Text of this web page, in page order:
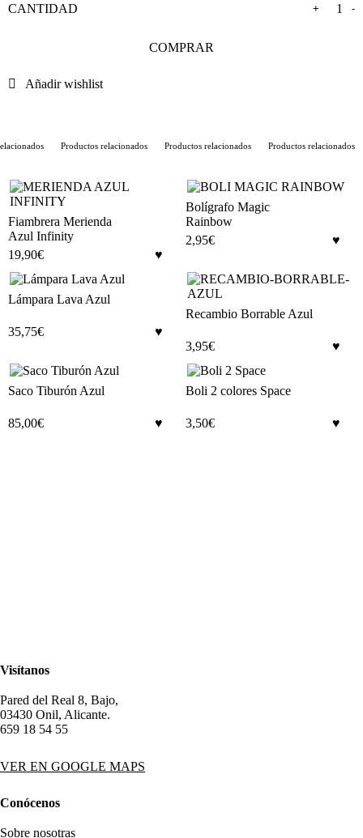
-
+
COMPRAR
Añadir wishlist
Productos relacionados Productos relacionados Productos relacionados
Fiambrera Merienda
Azul Infinity
19,90€
Bolígrafo Magic
Rainbow
2,95€
Lámpara Lava Azul
35,75€
Recambio Borrable Azul
3,95€
Saco Tiburón Azul
85,00€
Boli 2 colores Space
3,50€
Visítanos
Pared del Real 8, Bajo,
03430 Onil, Alicante.
659 18 54 55
VER EN GOOGLE MAPS
Conócenos
Sobre nosotras